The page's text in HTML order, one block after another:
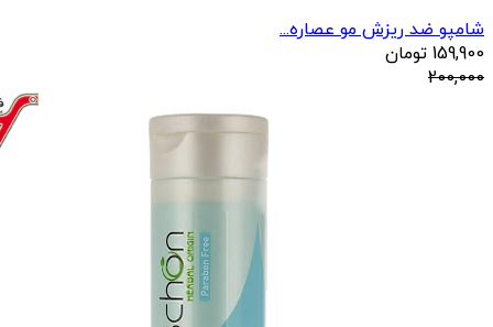
شامپو ضد ریزش مو عصاره...
159,900 تومان
200,000